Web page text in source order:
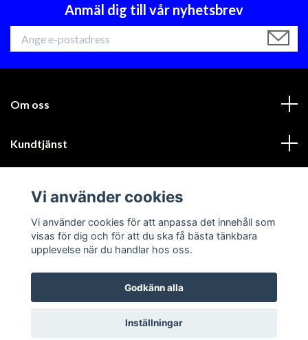
Anmäl dig till vår nyhetsbrev
Om oss
Kundtjänst
Sociala medier
© 2026 GIK Racing AB
Vi använder cookies
Vi använder cookies för att anpassa det innehåll som
visas för dig och för att du ska få bästa tänkbara
upplevelse när du handlar hos oss.
Godkänn alla
Inställningar